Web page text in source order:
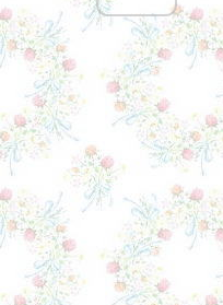
ลึกลับ
I Don't Want To Talk About
It - Marit Larsen ... หลัก
กิโลเมตรที่ 361บล็อกแรกที่
เขียน
Help Me Make It Through
the Night - Kris
Kristofferson ... ความหมา
I'm On My Way - Cliff
Richard ... ความหมา
Rose Garden - Lynn
Anderson ... ความหมา
What Difference A Day
Makes - Rod Stewart ...
หลักกิโลเมตรที่ 360 สอง